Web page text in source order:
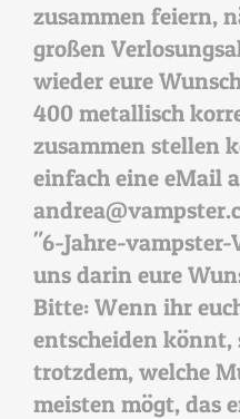
zusammen feiern,
großen
wieder eure
400 metallisch
zusammen stellen
einfach eine eMail
"6-Jahre-
uns darin eure
Bitte: Wenn ihr
entscheiden
trotzdem, welche
meisten mögt, das